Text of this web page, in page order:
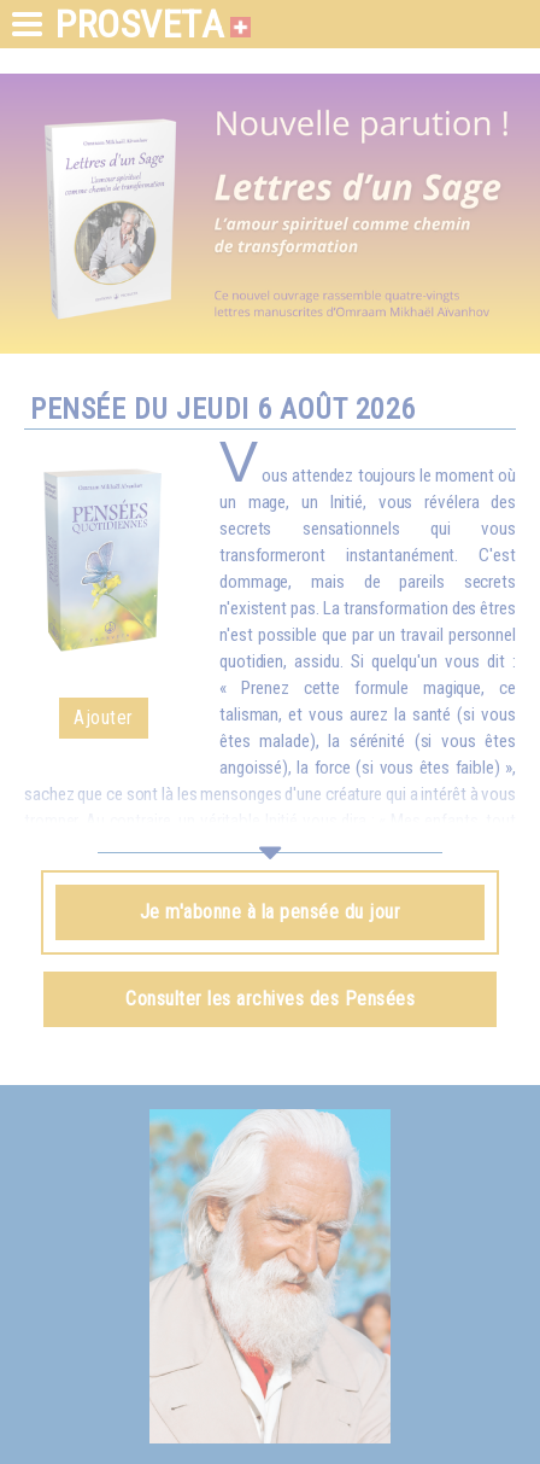
PROSVETA
PENSÉE DU JEUDI 6 AOÛT 2026
Ajouter
Vous attendez toujours le moment où
un mage, un Initié, vous révélera des
secrets sensationnels qui vous
transformeront instantanément. C'est
dommage, mais de pareils secrets
n'existent pas. La transformation des êtres
n'est possible que par un travail personnel
quotidien, assidu. Si quelqu'un vous dit :
« Prenez cette formule magique, ce
talisman, et vous aurez la santé (si vous
êtes malade), la sérénité (si vous êtes
angoissé), la force (si vous êtes faible) »,
sachez que ce sont là les mensonges d'une créature qui a intérêt à vous
est possible, mais seulement si vous faites des efforts. À ce moment-
là ce que vous aurez obtenu sera tellement stable que personne ne
pourra vous l’enlever. » Et vous devez savoir que tout ce que l'on
obtient par des procédés magiques – il est vrai qu'il en existe d'une
certaine efficacité – ne peut jamais être définitif. Peu de temps après,
dedans par des efforts personnels.
Je m'abonne à la pensée du jour
Consulter les archives des Pensées